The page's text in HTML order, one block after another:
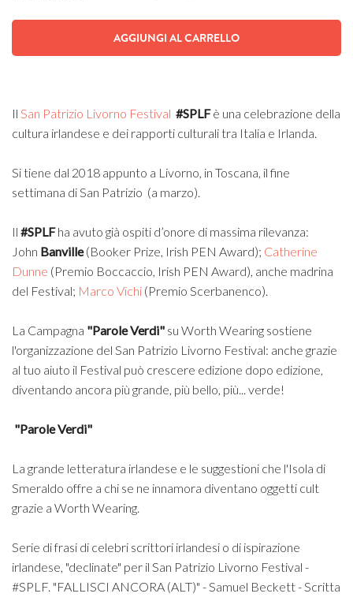
AGGIUNGI AL CARRELLO
Il San Patrizio Livorno Festival #SPLFè una celebrazione della
cultura irlandese e dei rapporti culturali tra Italia e Irlanda.
Si tiene dal 2018 appunto a Livorno, in Toscana, il fine
settimana di San Patrizio (a marzo).
Il #SPLFha avuto già ospiti d’onore di massima rilevanza:
John Banville(Booker Prize, Irish PEN Award); Catherine
Dunne (Premio Boccaccio, Irish PEN Award), anche madrina
del Festival; Marco Vichi (Premio Scerbanenco).
La Campagna "Parole Verdi" su Worth Wearing sostiene
l'organizzazione del San Patrizio Livorno Festival: anche grazie
al tuo aiuto il Festival può crescere edizione dopo edizione,
diventando ancora più grande, più bello, più... verde!
"Parole Verdi"
La grande letteratura irlandese e le suggestioni che l'Isola di
Smeraldo offre a chi se ne innamora diventano oggetti cult
grazie a Worth Wearing.
Serie di frasi di celebri scrittori irlandesi o di ispirazione
irlandese, "declinate" per il San Patrizio Livorno Festival -
#SPLF. "FALLISCI ANCORA (ALT)" - Samuel Beckett - Scritta